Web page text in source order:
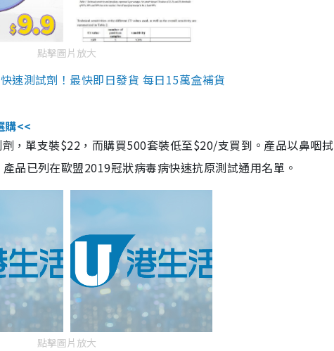
點擊圖片放大
速測試劑！最快即日發貨 每日15萬盒補貨
購<<
，單支裝$22，而購買500套裝低至$20/支買到。產品以鼻咽
品已列在歐盟2019冠狀病毒病快速抗原測試通用名單。
點擊圖片放大